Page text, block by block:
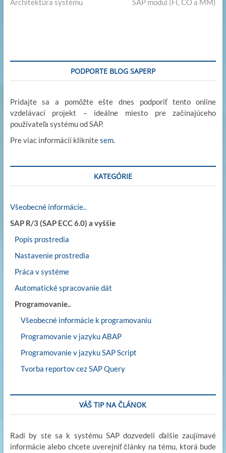
v
Architektúra systému SAP modul (FI, CO a MM)
PODPORTE BLOG SAPERP
Pridajte sa a pomôžte ešte dnes podporiť tento online
vzdelávací projekt – ideálne miesto pre začínajúceho
používateľa systému od SAP.
Pre viac informácií kliknitesem.
KATEGÓRIE
Všeobecné informácie..
SAP R/3 (SAP ECC 6.0) a vyššie
Popis prostredia
Nastavenie prostredia
Práca v systéme
Automatické spracovanie dát
Programovanie..
Všeobecné informácie k programovaniu
Programovanie v jazyku ABAP
Programovanie v jazyku SAP Script
Tvorba reportov cez SAP Query
VÁŠ TIP NA ČLÁNOK
Radi by ste sa k systému SAP dozvedeli ďalšie zaujímavé
informácie alebo chcete uverejniť články na tému, ktorá bude